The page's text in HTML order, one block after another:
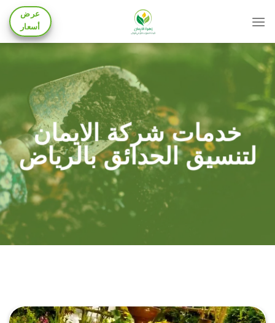
عرض
أسعار
خدمات شركة الايمان
لتنسيق الحدائق بالرياض